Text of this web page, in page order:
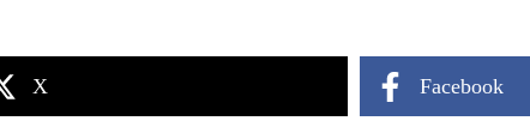
X Facebook